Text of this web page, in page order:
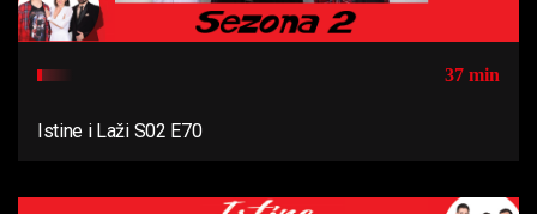
37 min
Istine i Laži S02 E70